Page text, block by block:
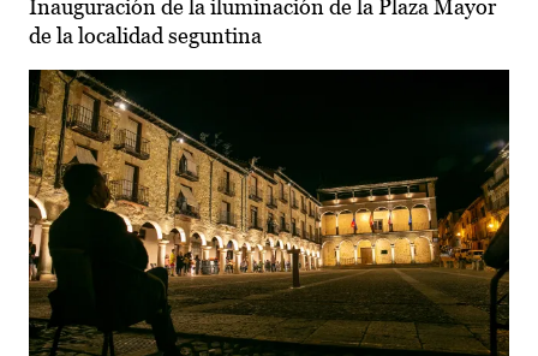
Inauguración de la iluminación de la Plaza Mayor
de la localidad seguntina